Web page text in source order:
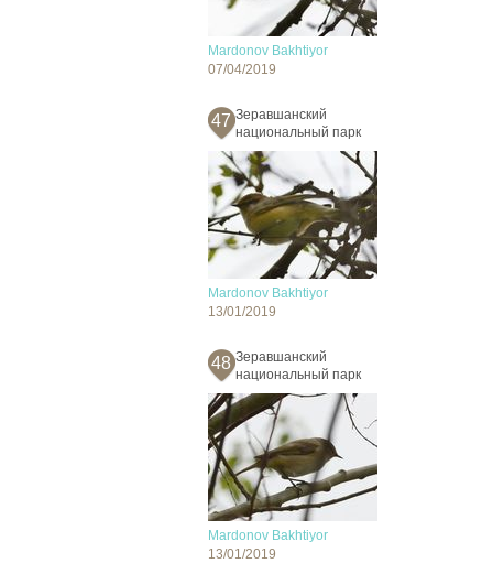
Mardonov Bakhtiyor
07/04/2019
47 Зеравшанский
национальный парк
Mardonov Bakhtiyor
13/01/2019
48 Зеравшанский
национальный парк
Mardonov Bakhtiyor
13/01/2019